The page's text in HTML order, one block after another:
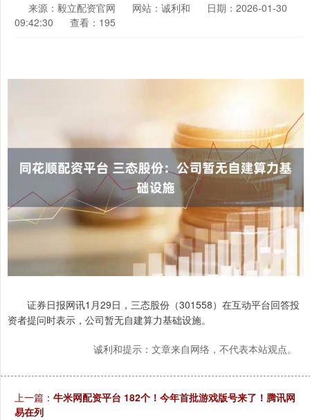
来源：毅立配资官网 网站：诚利和
日期：2026-01-30
09:42:30
查看：195
证券日报网讯1月29日，三态股份（301558）在互动平台回答投
资者提问时表示，公司暂无自建算力基础设施。
诚利和提示：文章来自网络，不代表本站观点。
上一篇： 牛米网配资平台 182个！今年首批游戏版号来了！腾讯网
易在列